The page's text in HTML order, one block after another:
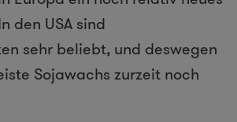
den USA sind
sehr beliebt, und deswegen
Sojawachs zurzeit noch